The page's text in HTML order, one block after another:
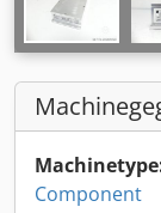
Component